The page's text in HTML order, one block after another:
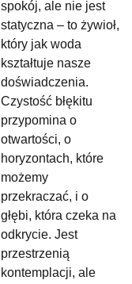
spokój, ale nie jest
statyczna – to żywioł,
który jak woda
kształtuje nasze
doświadczenia.
Czystość błękitu
przypomina o
otwartości, o
horyzontach, które
możemy
przekraczać, i o
głębi, która czeka na
odkrycie. Jest
przestrzenią
kontemplacji, ale